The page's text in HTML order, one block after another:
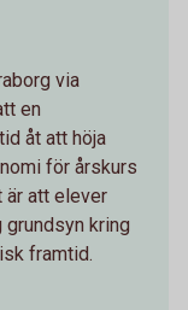
via
en
åt att höja
för årskurs
är att elever
grundsyn kring
framtid.